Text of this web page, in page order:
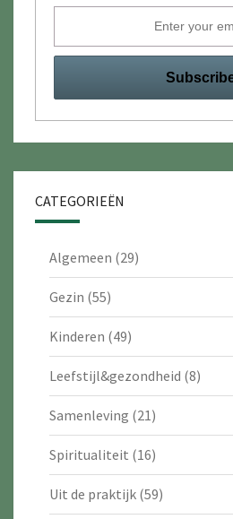
CATEGORIEËN
Algemeen (29)
Gezin (55)
Kinderen (49)
Leefstijl&gezondheid (8)
Samenleving (21)
Spiritualiteit (16)
Uit de praktijk (59)